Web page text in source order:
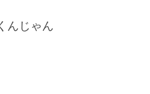
んじゃん